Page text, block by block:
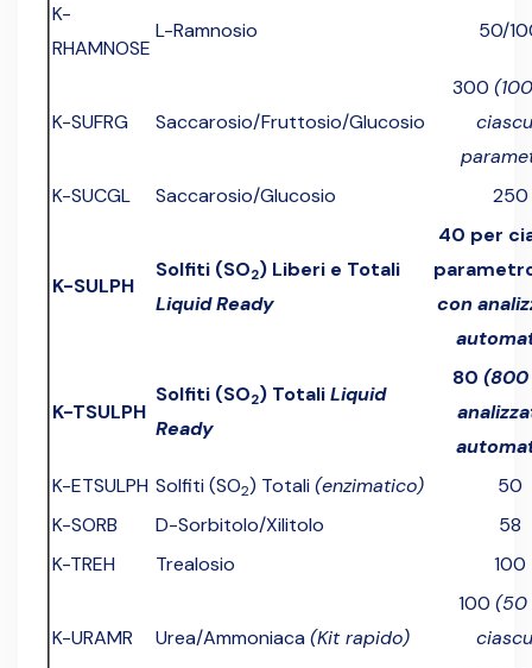
K-
RHAMNOSE
L-Ramnosio 50/
K-SUFRG Saccarosio/Fruttosio/Glucosio
300
K-SUCGL
Saccarosio/Glucosio 250
K-SULPH
Solfiti (SO2) Liberi e Totali
Liquid Ready
40 per
con
K-TSULPH
Solfiti (SO2) TotaliLiquid
Ready
80 (800
K-ETSULPH Solfiti (SO2) Totali(enzimatico)
50
K-SORB
D-Sorbitolo/Xilitolo
58
K-TREH
Trealosio 100
K-URAMR Urea/Ammoniaca(Kit rapido)
100 (50